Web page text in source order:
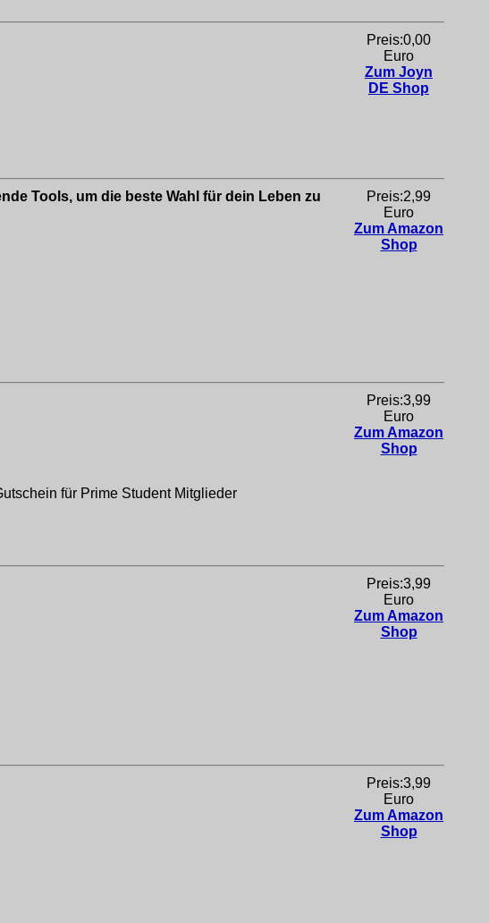
Preis:0,00
Euro
Zum Joyn
DE Shop
Tools, um die beste Wahl für dein Leben zu
Preis:2,99
Euro
Zum Amazon
Shop
für Prime Student Mitglieder
Preis:3,99
Euro
Zum Amazon
Shop
Preis:3,99
Euro
Zum Amazon
Shop
Preis:3,99
Euro
Zum Amazon
Shop